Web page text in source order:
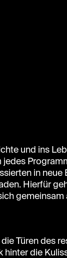
und ins
in neue
Hierfür
Türen des
die